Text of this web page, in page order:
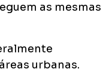
as mesmas
urbanas.